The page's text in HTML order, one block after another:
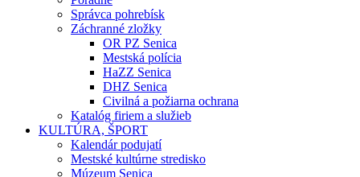
Správca pohrebísk
Záchranné zložky
OR PZ Senica
Mestská polícia
HaZZ Senica
DHZ Senica
Civilná a požiarna ochrana
Katalóg firiem a služieb
KULTÚRA, ŠPORT
Kalendár podujatí
Mestské kultúrne stredisko
Múzeum Senica